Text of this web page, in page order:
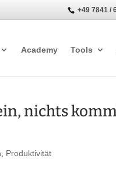
+49 7841 /
Academy Tools
nichts
Produktivität